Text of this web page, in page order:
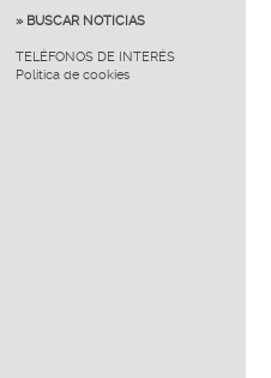
» BUSCAR NOTICIAS
TELÉFONOS DE INTERÉS
Política de cookies